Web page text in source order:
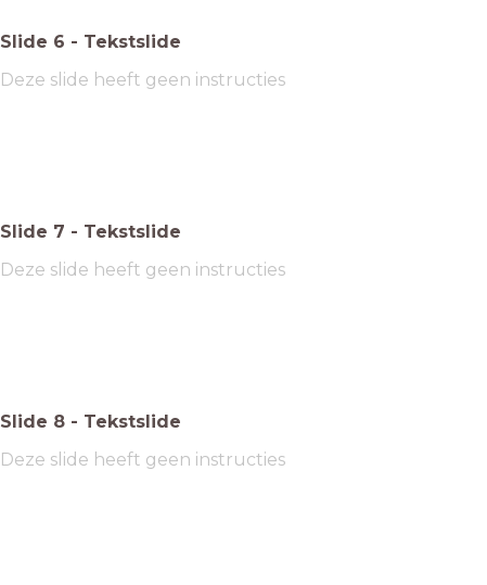
Slide 6 - Tekstslide
Deze slide heeft geen instructies
Slide 7 - Tekstslide
Deze slide heeft geen instructies
Slide 8 - Tekstslide
Deze slide heeft geen instructies